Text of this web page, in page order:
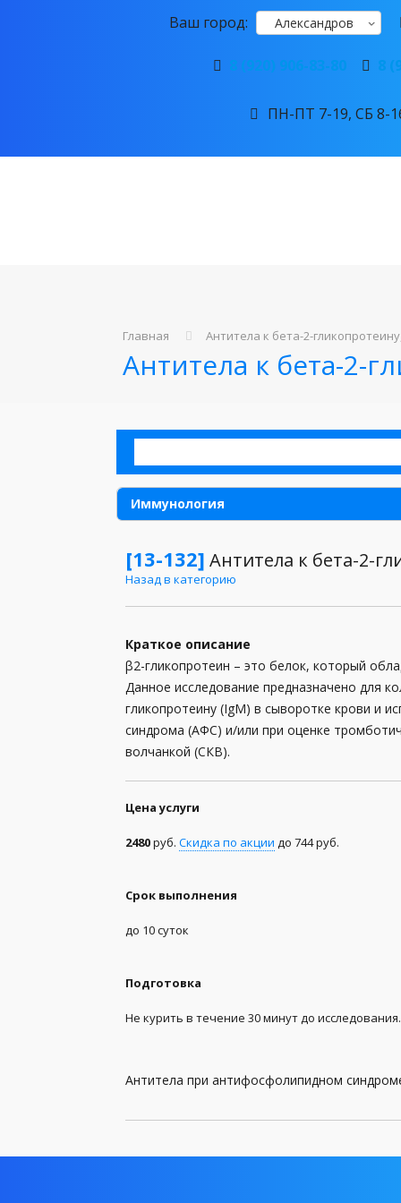
Ваш город: Александров
8 (920) 906-83-80 8
ПН-ПТ 7-19, СБ 8-
Главная Антитела к бета-2-
Антитела к бета-2-
Иммунология
Анализы для детей
Анализы для мужчин
Анализы кала
Анализы мочи
Анализы при беременности
Гормоны
Группа крови и резус-фактор
Коронавирус (Covid-19)
Лекарственный мониторинг
[13-132] Антитела к бета-2-
Назад в категорию
Краткое описание
β2-гликопротеин – это белок, который
Данное исследование предназначено для
гликопротеину (IgM) в сыворотке крови и
синдрома (АФС) и/или при оценке
волчанкой (СКВ).
Цена услуги
2480руб. Скидка по акции до 744 руб.
Срок выполнения
до 10 суток
Подготовка
Не курить в течение 30 минут до исследования.
Антитела при антифосфолипидном